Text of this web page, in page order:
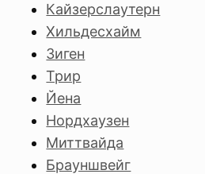
Кайзерслаутерн
Хильдесхайм
Зиген
Трир
Йена
Нордхаузен
Миттвайда
Брауншвейг